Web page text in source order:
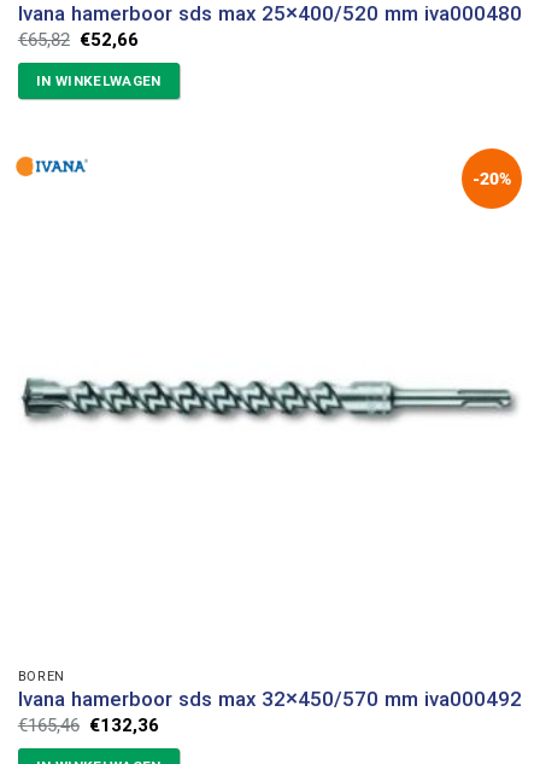
Ivana hamerboor sds max 25×400/520 mm iva000480
€65,82 Oorspronkelijke
prijs
was:
€65,82.
€52,66Huidige
is:
€52,66.
IN WINKELWAGEN
-20%
BOREN
Ivana hamerboor sds max 32×450/570 mm iva000492
€165,46 Oorspronkelijke
€132,36Huidige